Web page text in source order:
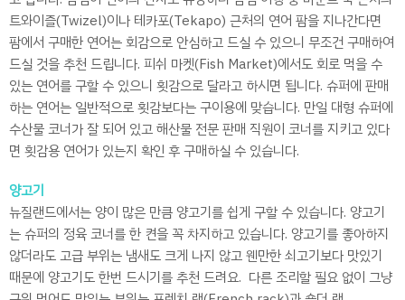
트와이즐(Twizel)이나 테카포(Tekapo) 근처의 연어 팜을 지나간다면
팜에서 구매한 연어는 회감으로 안심하고 드실 수 있으니 무조건 구매하여
드실 것을 추천 드립니다. 피쉬 마켓(Fish Market)에서도 회로 먹을 수
있는 연어를 구할 수 있으니 횟감으로 달라고 하시면 됩니다. 슈퍼에 판매
하는 연어는 일반적으로 횟감보다는 구이용에 맞습니다. 만일 대형 슈퍼에
수산물 코너가 잘 되어 있고 해산물 전문 판매 직원이 코너를 지키고 있다
면 횟감용 연어가 있는지 확인 후 구매하실 수 있습니다.
양고기
뉴질랜드에서는 양이 많은 만큼 양고기를 쉽게 구할 수 있습니다. 양고기
는 슈퍼의 정육 코너를 한 켠을 꼭 차지하고 있습니다. 양고기를 좋아하지
않더라도 고급 부위는 냄새도 크게 나지 않고 웬만한 쇠고기보다 맛있기
때문에 양고기도 한번 드시기를 추천 드려요. 다른 조리할 필요 없이 그냥